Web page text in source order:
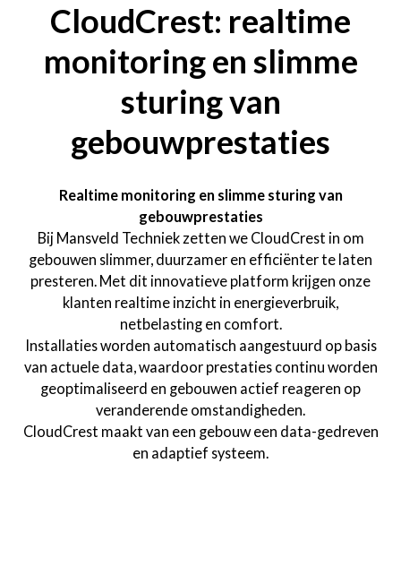
CloudCrest: realtime
monitoring en slimme
sturing van
gebouwprestaties
Realtime monitoring en slimme sturing van
gebouwprestaties
Bij Mansveld Techniek zetten we CloudCrest in om
gebouwen slimmer, duurzamer en efficiënter te laten
presteren. Met dit innovatieve platform krijgen onze
klanten realtime inzicht in energieverbruik,
netbelasting en comfort.
Installaties worden automatisch aangestuurd op basis
van actuele data, waardoor prestaties continu worden
geoptimaliseerd en gebouwen actief reageren op
veranderende omstandigheden.
CloudCrest maakt van een gebouw een data-gedreven
en adaptief systeem.